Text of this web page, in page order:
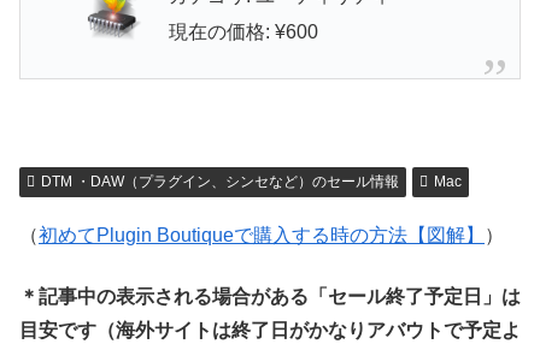
現在の価格: ¥600
DTM ・DAW（プラグイン、シンセなど）のセール情報 Mac
（初めてPlugin Boutiqueで購入する時の方法【図解】 ）
＊記事中の表示される場合がある「セール終了予定日」は
目安です（海外サイトは終了日がかなりアバウトで予定よ